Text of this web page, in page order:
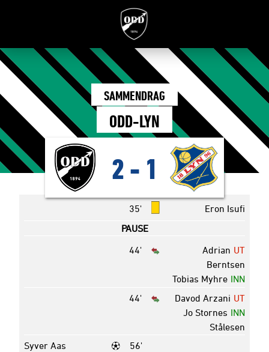
SAMMENDRAG
ODD-LYN
2 - 1
35'
Eron Isufi
PAUSE
44' UT
Adrian
Berntsen
INN
Tobias Myhre
44'
UT
Davod Arzani
INN
Jo Stornes
Stålesen
56'
Syver Aas